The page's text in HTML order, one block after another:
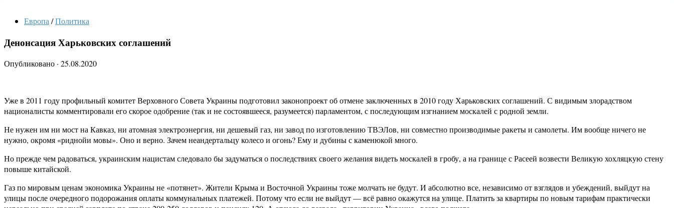
Европа /Политика
Денонсация Харьковских соглашений
Опубликовано · 25.08.2020
Уже в 2011 году профильный комитет Верховного Совета Украины подготовил законопроект об отмене заключенных в 2010 году Харьковских соглашений. С видимым злорадством
националисты комментировали его скорое одобрение (так и не состоявшееся, разумеется) парламентом, с последующим изгнанием москалей с родной земли.
Не нужен им ни мост на Кавказ, ни атомная электроэнергия, ни дешевый газ, ни завод по изготовлению ТВЭЛов, ни совместно производимые ракеты и самолеты. Им вообще ничего не
нужно, окромя «риднойи мовы». Оно и верно. Зачем неандертальцу колесо и огонь? Ему и дубины с каменюкой много.
Но прежде чем радоваться, украинским нацистам следовало бы задуматься о последствиях своего желания видеть москалей в гробу, а на границе с Расеей возвести Великую хохляцкую стену
повыше китайской.
Газ по мировым ценам экономика Украины не «потянет». Жители Крыма и Восточной Украины тоже молчать не будут. И абсолютно все, независимо от взглядов и убеждений, выйдут на
улицы после очередного подорожания оплаты коммунальных платежей. Потому что если не выйдут — всё равно окажутся на улице. Платить за квартиры по новым тарифам практически